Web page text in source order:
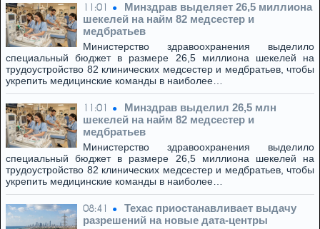
11:01
Минздрав выделяет 26,5 миллиона
шекелей на найм 82 медсестер и
медбратьев
Министерство здравоохранения выделило
специальный бюджет в размере 26,5 миллиона шекелей на
трудоустройство 82 клинических медсестер и медбратьев, чтобы
укрепить медицинские команды в наиболее…
11:01
Минздрав выделил 26,5 млн
шекелей на найм 82 медсестер и
медбратьев
Министерство здравоохранения выделило
специальный бюджет в размере 26,5 миллиона шекелей на
трудоустройство 82 клинических медсестер и медбратьев, чтобы
укрепить медицинские команды в наиболее…
08:41
Техас приостанавливает выдачу
разрешений на новые дата-центры